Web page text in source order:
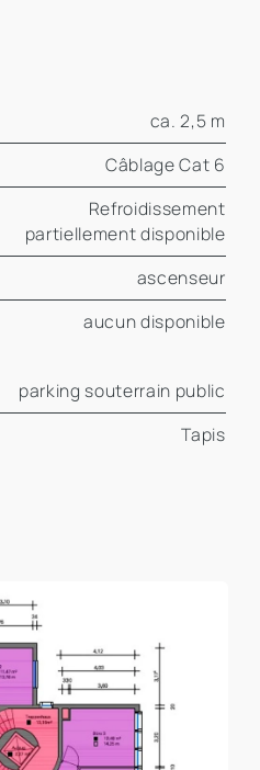
ca. 2,5 m
Câblage Cat 6
Refroidissement
partiellement disponible
ascenseur
aucun disponible
parking souterrain public
Tapis